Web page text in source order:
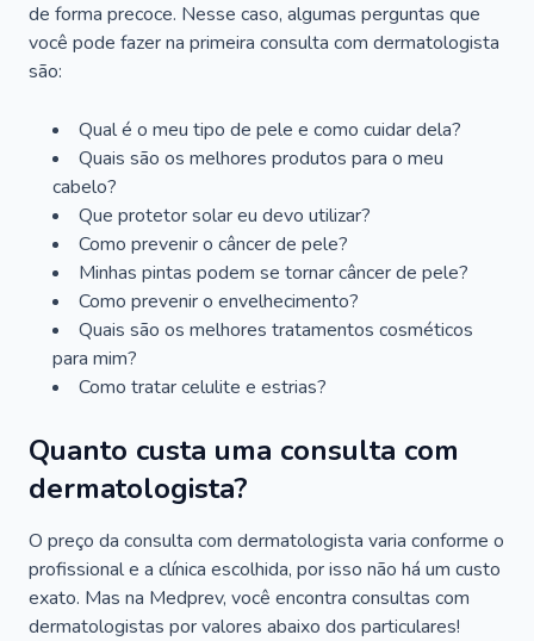
de forma precoce. Nesse caso, algumas perguntas que
você pode fazer na primeira consulta com dermatologista
são:
Qual é o meu tipo de pele e como cuidar dela?
Quais são os melhores produtos para o meu
cabelo?
Que protetor solar eu devo utilizar?
Como prevenir o câncer de pele?
Minhas pintas podem se tornar câncer de pele?
Como prevenir o envelhecimento?
Quais são os melhores tratamentos cosméticos
para mim?
Como tratar celulite e estrias?
Quanto custa uma consulta com
dermatologista?
O preço da consulta com dermatologista varia conforme o
profissional e a clínica escolhida, por isso não há um custo
exato. Mas na Medprev, você encontra consultas com
dermatologistas por valores abaixo dos particulares!